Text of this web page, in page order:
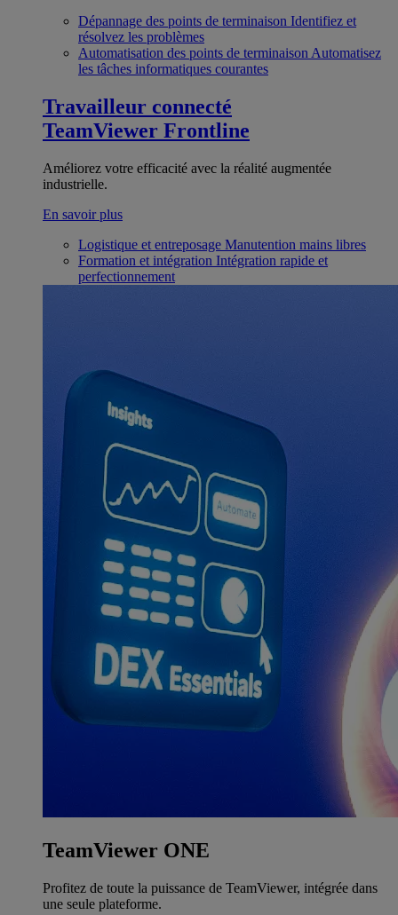
Dépannage des points de terminaison Identifiez et
résolvez les problèmes
Automatisation des points de terminaison Automatisez
les tâches informatiques courantes
Travailleur connecté
TeamViewer Frontline
Améliorez votre efficacité avec la réalité augmentée
industrielle.
En savoir plus
Logistique et entreposage Manutention mains libres
Formation et intégration Intégration rapide et
perfectionnement
TeamViewer ONE
Profitez de toute la puissance de TeamViewer, intégrée dans
une seule plateforme.